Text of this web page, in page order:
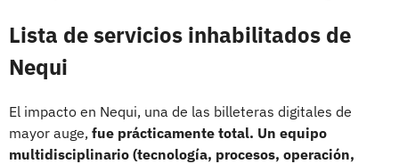
Lista de servicios inhabilitados de
Nequi
El impacto en Nequi, una de las billeteras digitales de
mayor auge, fue prácticamente total. Un equipo
multidisciplinario (tecnología, procesos, operación,